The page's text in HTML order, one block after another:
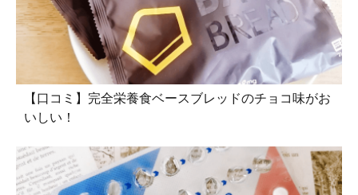
【口コミ】完全栄養食ベースブレッドのチョコ味がお
いしい！